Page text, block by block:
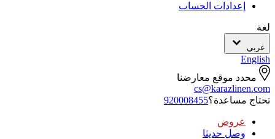
إعدادات الحساب
لغة
عربي
English
محدد موقع معارضنا
cs@karazlinen.com
تحتاج مساعدة؟920008455
عروض
وصل حديثا